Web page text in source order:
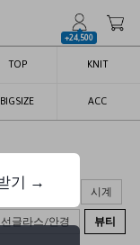
+24,500
TOP KNIT
BIGSIZE ACC
트/지갑/키링 시계
선글라스/안경 뷰티
기 →